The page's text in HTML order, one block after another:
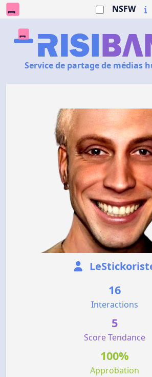
NSFW
Service de partage de médias
16
Interactions
5
Score Tendance
100%
Approbation